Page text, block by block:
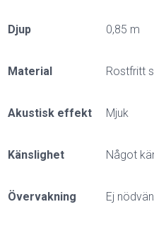
Djup 0,85 m
Material Rostfritt
Akustisk effekt Mjuk
Känslighet Något
Övervakning Ej